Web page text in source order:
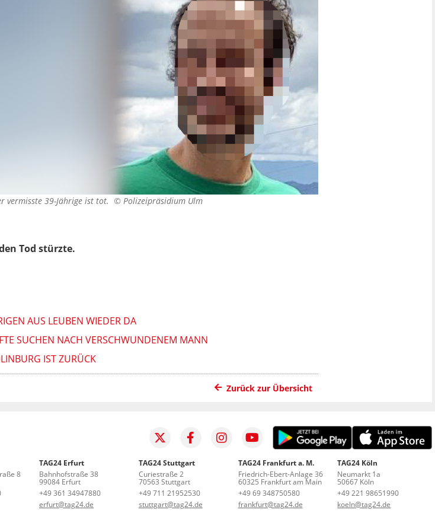
vermisste 39-Jährige ist tot. © Polizeipräsidium Ulm
Tod stürzte.
AUS LEUBEN WIEDER DA
SUCHEN NACH VERSCHWUNDENEM MANN
IST ZURÜCK
Zurück zur Übersicht
8
TAG24 Erfurt
Bahnhofstraße 38
99084 Erfurt
+49 361 34947880
erfurt@tag24.de
TAG24 Stuttgart
Curiestraße 2
70563 Stuttgart
+49 711 21952530
stuttgart@tag24.de
TAG24 Frankfurt a. M.
Friedrich-Ebert-Anlage 36
60325 Frankfurt am Main
+49 69 348750580
frankfurt@tag24.de
TAG24 Köln
Neumarkt 1a
50667 Köln
+49 221 98651990
koeln@tag24.de